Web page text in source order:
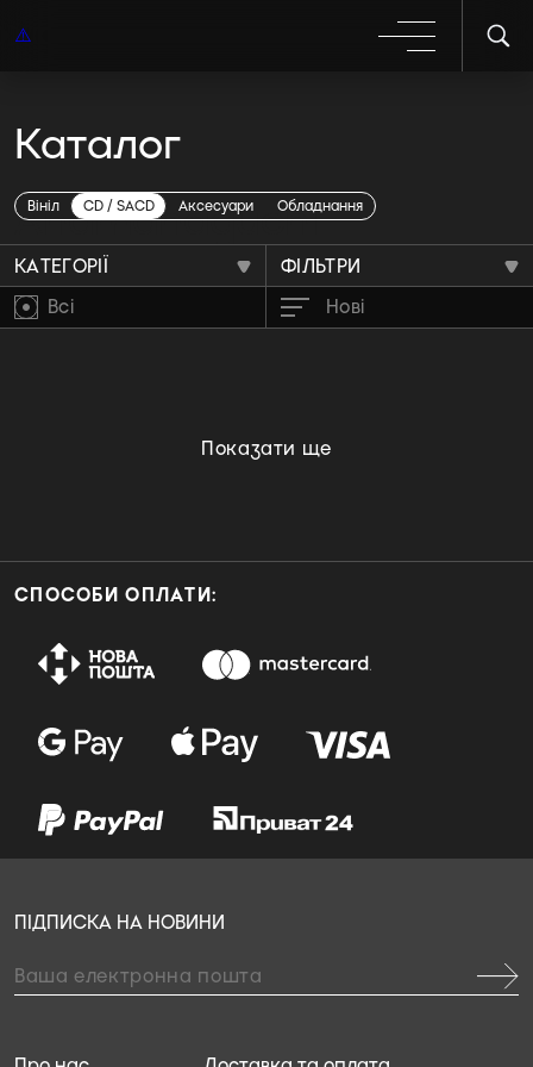
Каталог
Вініл CD / SACD Аксесуари Обладнання
Anamanaguchi
КАТЕГОРІЇ
ФІЛЬТРИ
Всі
Нові
Показати ще
СПОСОБИ ОПЛАТИ:
ПІДПИСКА НА НОВИНИ